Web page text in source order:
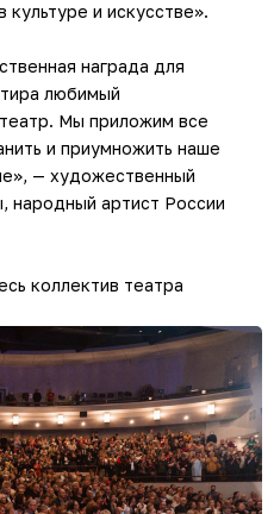
культуре и искусстве».
награда для
любимый
Мы приложим все
и приумножить наше
— художественный
народный артист России
коллектив театра